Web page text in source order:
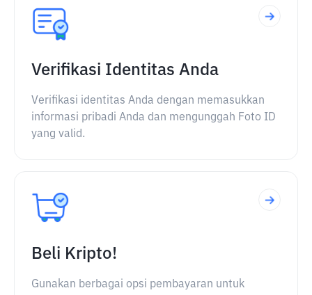
Verifikasi Identitas Anda
Verifikasi identitas Anda dengan memasukkan
informasi pribadi Anda dan mengunggah Foto ID
yang valid.
Beli Kripto!
Gunakan berbagai opsi pembayaran untuk